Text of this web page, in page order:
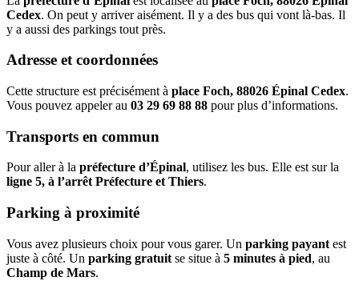
Cedex. On peut y arriver aisément. Il y a des bus qui vont là-bas. Il
y a aussi des parkings tout près.
Adresse et coordonnées
Cette structure est précisément à place Foch, 88026 Épinal Cedex.
Vous pouvez appeler au 03 29 69 88 88 pour plus d’informations.
Transports en commun
Pour aller à la préfecture d’Épinal, utilisez les bus. Elle est sur la
ligne 5, à l’arrêt Préfecture et Thiers.
Parking à proximité
Vous avez plusieurs choix pour vous garer. Un parking payant est
juste à côté. Un parking gratuit se situe à 5 minutes à pied, au
Champ de Mars.